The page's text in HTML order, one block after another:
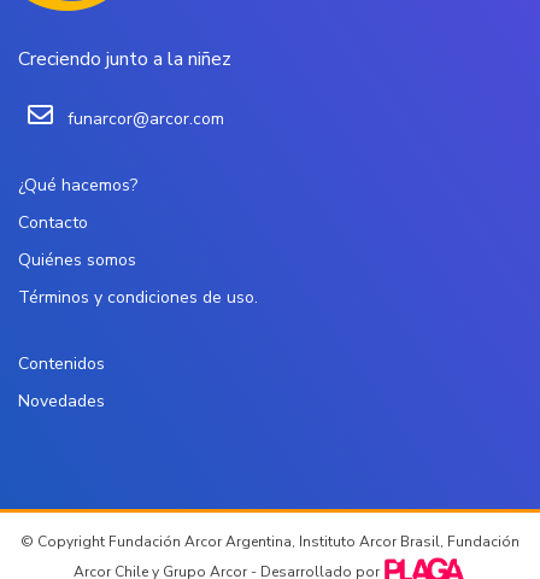
Creciendo junto a la niñez
funarcor@arcor.com
¿Qué hacemos?
Contacto
Quiénes somos
Términos y condiciones de uso.
Contenidos
Novedades
© Copyright Fundación Arcor Argentina, Instituto Arcor Brasil, Fundación
Arcor Chile y Grupo Arcor - Desarrollado por